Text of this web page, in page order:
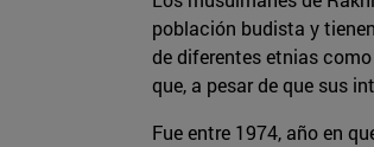
población budista y
de diferentes etnias
que, a pesar de que sus
Fue entre 1974, año en